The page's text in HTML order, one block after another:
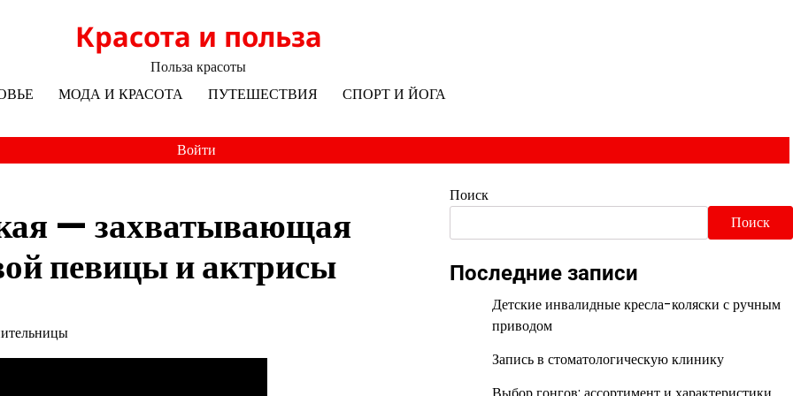
Красота и польза
Польза красоты
МОДА И КРАСОТА ПУТЕШЕСТВИЯ СПОРТ И ЙОГА
Войти
— захватывающая
певицы и актрисы
Поиск
Поиск
Последние записи
Детские инвалидные кресла-коляски с ручным
приводом
Запись в стоматологическую клинику